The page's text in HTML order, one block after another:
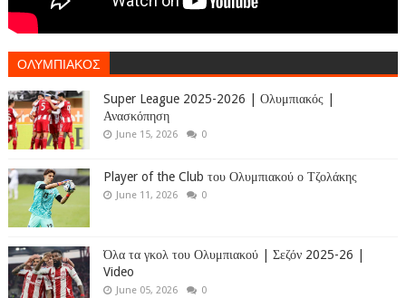
ΟΛΥΜΠΙΑΚΟΣ
Super League 2025-2026 | Ολυμπιακός |
Ανασκόπηση
June 15, 2026 0
Player of the Club του Ολυμπιακού ο Τζολάκης
June 11, 2026 0
Όλα τα γκολ του Ολυμπιακού | Σεζόν 2025-26 |
Video
June 05, 2026 0